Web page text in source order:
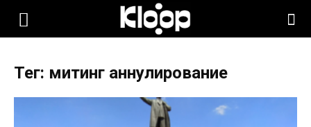
KLOOP.KG
Тег: митинг аннулирование